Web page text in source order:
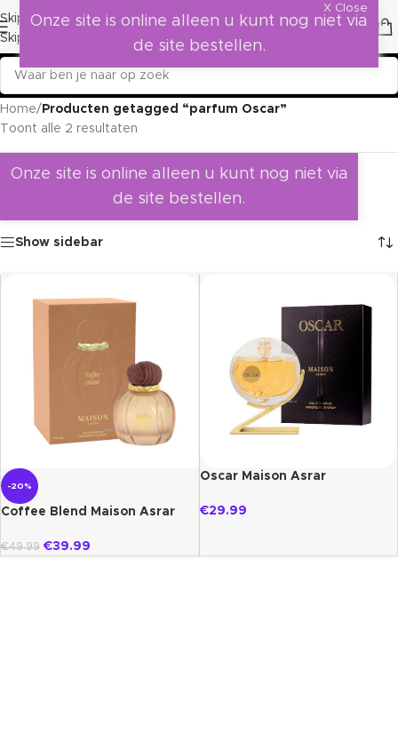
Skip to navigation
Skip to main content
Home/ Producten getagged “parfum Oscar”
Toont alle 2 resultaten
Onze site is online alleen u kunt nog niet via
de site bestellen.
Show sidebar
-20%
Coffee Blend Maison Asrar
€49.99 €39.99
Oscar Maison Asrar
€29.99
X Close
Onze site is online alleen u kunt nog niet via
de site bestellen.